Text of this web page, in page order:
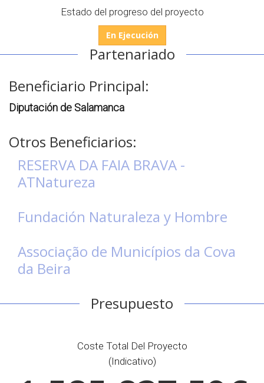
Estado del progreso del proyecto
En Ejecución
Partenariado
Beneficiario Principal:
Diputación de Salamanca
Otros Beneficiarios:
RESERVA DA FAIA BRAVA -
ATNatureza
Fundación Naturaleza y Hombre
Associação de Municípios da Cova
da Beira
Presupuesto
Coste Total Del Proyecto
(indicativo)